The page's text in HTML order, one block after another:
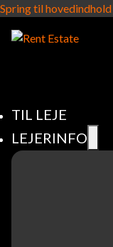
Spring til hovedindhold
TIL LEJE
LEJERINFO